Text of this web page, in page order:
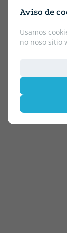
Aviso de
Usamos
no noso sitio